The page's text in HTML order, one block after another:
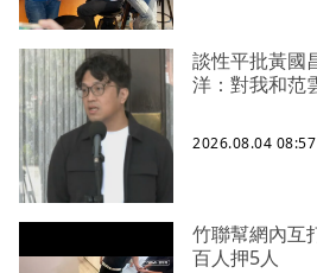
談性平批黃
洋：對我和范
2026.08.04 08:57
竹聯幫網內
百人押5人